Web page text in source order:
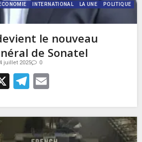
ECONOMIE INTERNATIONAL LA UNE
POLITIQUE
le nouveau
de Sonatel
juillet 2025 0
X Telegram